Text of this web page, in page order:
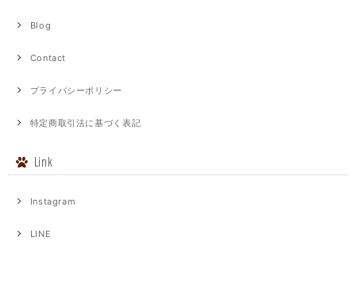
Blog
Contact
プライバシーポリシー
特定商取引法に基づく表記
Link
Instagram
LINE